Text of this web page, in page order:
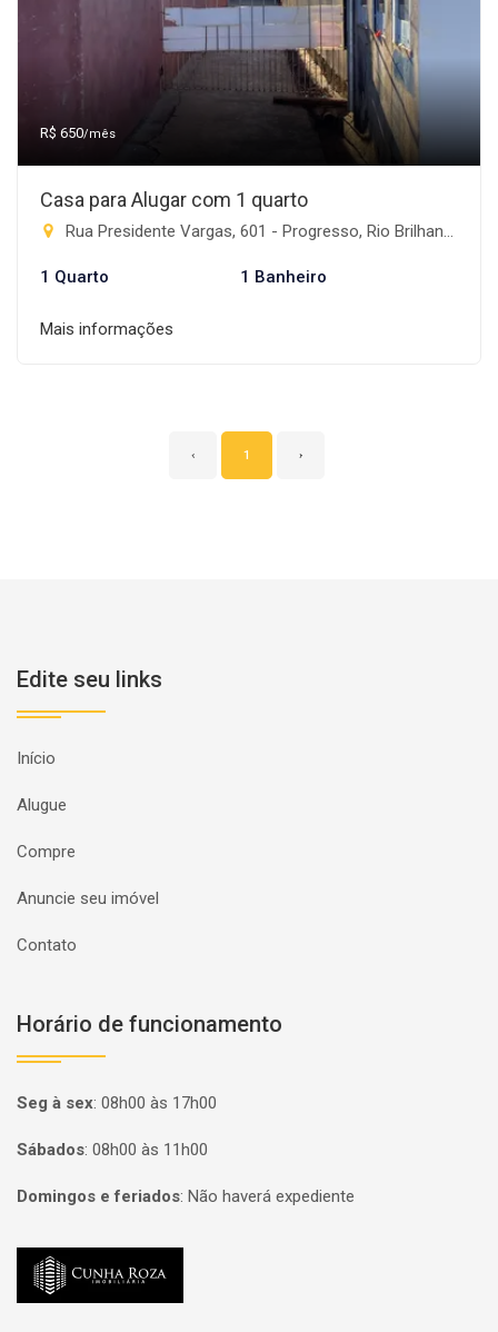
R$ 650/mês
Casa para Alugar com 1 quarto
Rua Presidente Vargas, 601 - Progresso, Rio Brilhante-MS
1 Quarto 1 Banheiro
Mais informações
‹ 1 ›
Edite seu links
Início
Alugue
Compre
Anuncie seu imóvel
Contato
Horário de funcionamento
Seg à sex: 08h00 às 17h00
Sábados: 08h00 às 11h00
Domingos e feriados: Não haverá expediente
Página inicial